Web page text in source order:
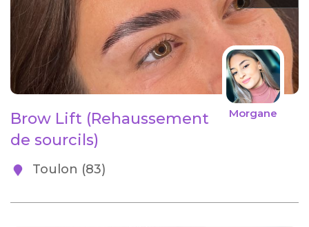
Morgane
Brow Lift (Rehaussement
de sourcils)
Toulon (83)